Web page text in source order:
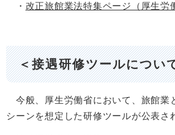
・ 改正旅館業法特集ページ（厚生労
＜接遇研修ツールについ
今般、厚生労働省において、旅館業
シーンを想定した研修ツールが公表さ